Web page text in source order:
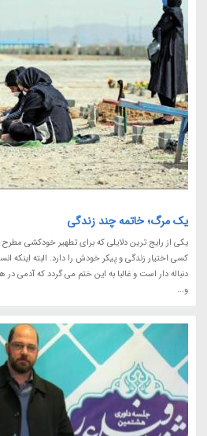
یک مرگ؛ خاتمه چند زندگی
یکی از رایج ترین دلایلی که برای تطهیر خودکشی
کسی اختیار زندگی و پیکر خودش را دارد. البته اینکه
دنباله دار است و غالبا به این ختم می گردد که آدمی
و...